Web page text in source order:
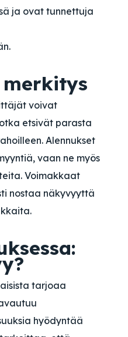
ja ovat tunnettuja
merkitys
voivat
etsivät parasta
Alennukset
vaan ne myös
Voimakkaat
nostaa näkyvyyttä
tarjoaa
hyödyntää